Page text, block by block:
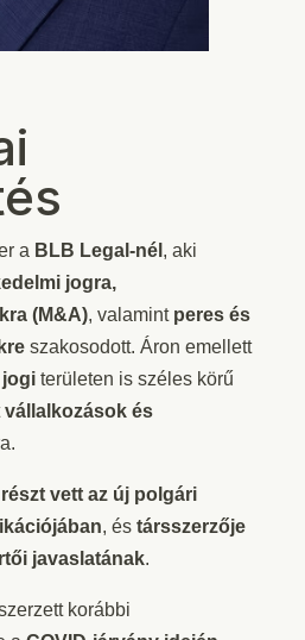
a BLB Legal-nél , aki
jogra,
(M&A), valamint peres és
szakosodott. Áron emellett
területen is széles körű
vállalkozások és
részt vett az új polgári
, és társszerzője
javaslatának.
korábbi